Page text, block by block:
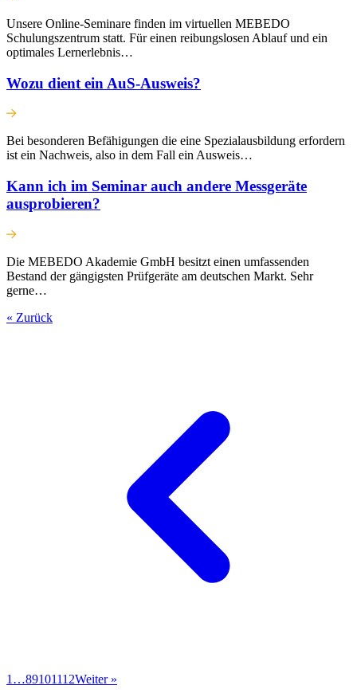
Unsere Online-Seminare finden im virtuellen MEBEDO
Schulungszentrum statt. Für einen reibungslosen Ablauf und ein
optimales Lernerlebnis…
Wozu dient ein AuS-Ausweis?
Bei besonderen Befähigungen die eine Spezialausbildung erfordern
ist ein Nachweis, also in dem Fall ein Ausweis…
Kann ich im Seminar auch andere Messgeräte
ausprobieren?
Die MEBEDO Akademie GmbH besitzt einen umfassenden
Bestand der gängigsten Prüfgeräte am deutschen Markt. Sehr
gerne…
« Zurück
1 …89101112Weiter »